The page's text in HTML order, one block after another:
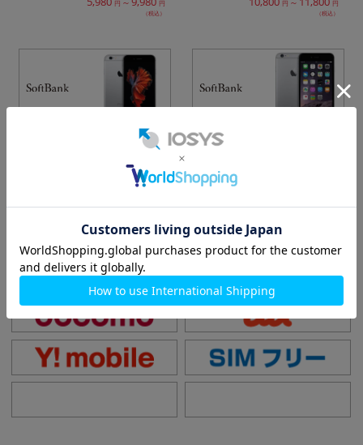
円 円
（税込）
円 円
（税込）
10,800 円
iPhone6 Plus A1524
他のキャリアを選ぶ